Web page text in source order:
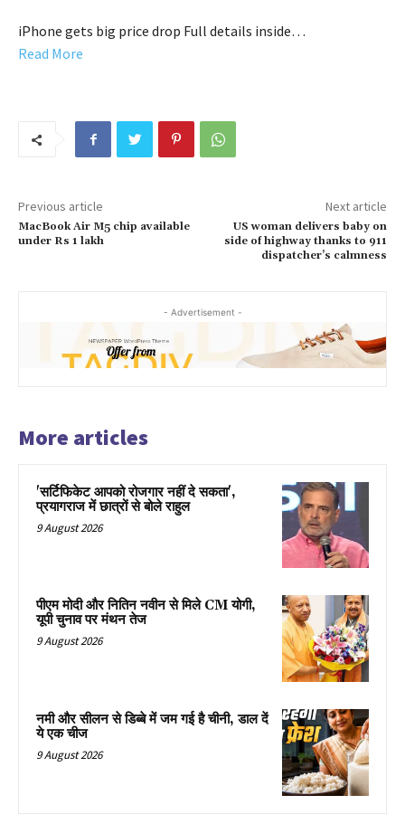
iPhone gets big price drop Full details inside…
Read More
Previous article
MacBook Air M5 chip available
under Rs 1 lakh
Next article
US woman delivers baby on
side of highway thanks to 911
dispatcher’s calmness
- Advertisement -
More articles
'सर्टिफिकेट आपको रोजगार नहीं दे सकता',
प्रयागराज में छात्रों से बोले राहुल
9 August 2026
पीएम मोदी और नितिन नवीन से मिले CM योगी,
यूपी चुनाव पर मंथन तेज
9 August 2026
नमी और सीलन से डिब्बे में जम गई है चीनी, डाल दें
ये एक चीज
9 August 2026